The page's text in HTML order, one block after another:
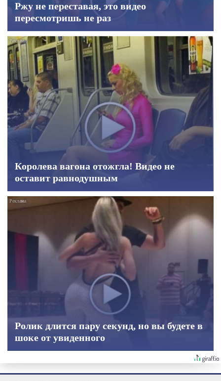
Ржу не переставая, это видео
пересмотришь не раз
Королева вагона отожгла! Видео не
оставит равнодушным
Ролик длится пару секунд, но вы будете в
шоке от увиденного